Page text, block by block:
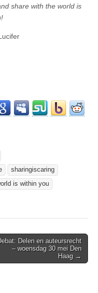
share with the world is
sharingiscaring
is within you
Delen en auteursrecht
– woensdag 30 mei Den
Haag →